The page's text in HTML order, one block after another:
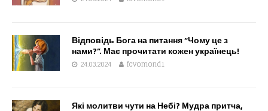
Відповідь Бога на питання “Чому це з
нами?”. Має прочитати кожен українець!
24.03.2024 fcvomond1
Які молитви чути на Небі? Мудра притча,